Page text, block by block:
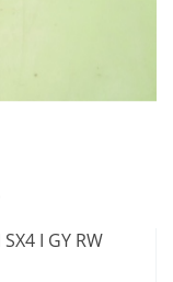
I GY RW